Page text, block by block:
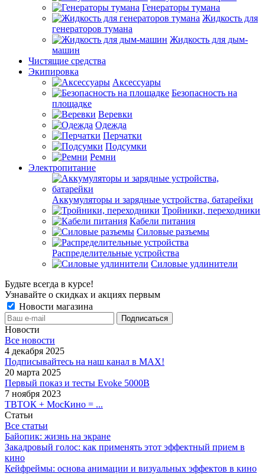
Генераторы тумана
Жидкость для
генераторов тумана
Жидкость для дым-
машин
Чистящие средства
Экипировка
Аксессуары
Безопасность на
площадке
Веревки
Одежда
Перчатки
Подсумки
Ремни
Электропитание
Аккумуляторы и зарядные устройства, батарейки
Тройники, переходники
Кабели питания
Силовые разъемы
Распределительные устройства
Силовые удлинители
Будьте всегда в курсе!
Узнавайте о скидках и акциях первым
Новости магазина
Новости
Все новости
4 декабря 2025
Подписывайтесь на наш канал в MAX!
20 марта 2025
Первый показ и тесты Evoke 5000B
7 ноября 2023
ТВТОК + МосКино = ...
Статьи
Все статьи
Байопик: жизнь на экране
Закадровый голос: как применять этот эффектный прием в
кино
Кейфреймы: основа анимации и визуальных эффектов в кино